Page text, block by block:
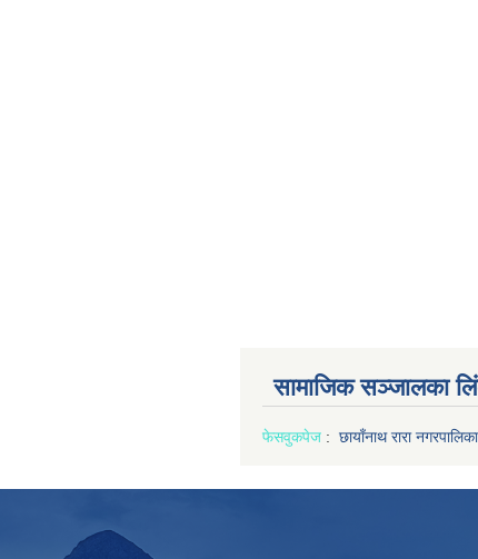
सामाजिक सञ्जालका
फेसवुकपेज : छायाँनाथ रारा